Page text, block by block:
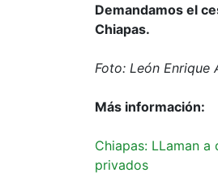
Demandamos el
Chiapas.
Foto: León Enrique
Más información:
Chiapas: LLaman
privados